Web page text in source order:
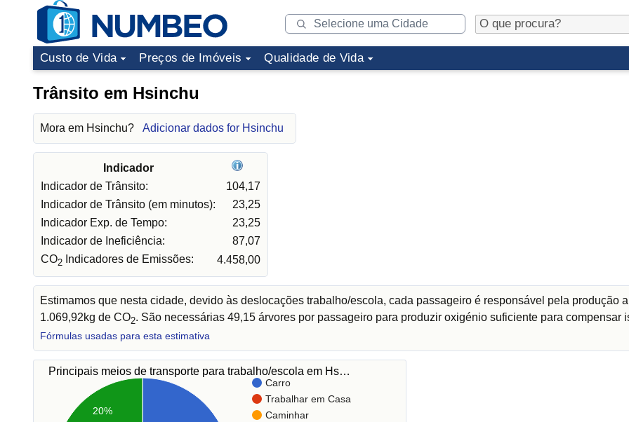
Custo de Vida Preços de Imóveis Qualidade de Vida
Trânsito em Hsinchu
Mora em Hsinchu? Adicionar dados for Hsinchu
Indicador
Indicador de Trânsito:
104,17
Indicador de Trânsito (em minutos):
23,25
Indicador Exp. de Tempo:
23,25
Indicador de Ineficiência:
87,07
CO2 Indicadores de Emissões: 4.458,00
Estimamos que nesta cidade, devido às deslocações trabalho/escola, cada passageiro é responsável pela produção
1.069,92kg de CO2. São necessárias 49,15 árvores por passageiro para produzir oxigénio suficiente para compensar
Fórmulas usadas para esta estimativa
Principais meios de transporte para trabalho/escola em Hs…
Carro
Trabalhar em Casa
Caminhar
20%